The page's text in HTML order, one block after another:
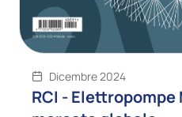
Dicembre 2024
RCI -